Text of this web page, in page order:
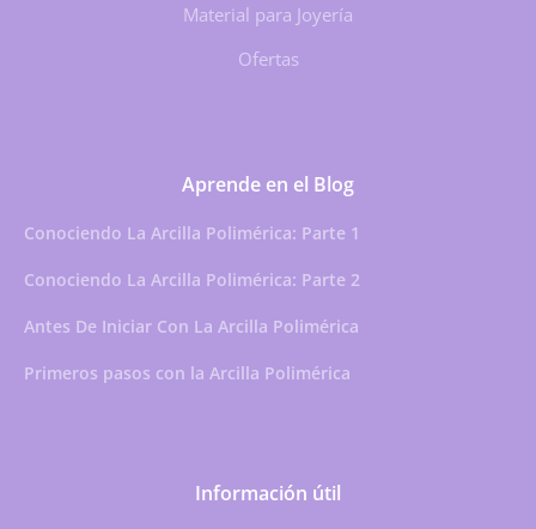
Material para Joyería
Ofertas
Aprende en el Blog
Conociendo La Arcilla Polimérica: Parte 1
Conociendo La Arcilla Polimérica: Parte 2
Antes De Iniciar Con La Arcilla Polimérica
Primeros pasos con la Arcilla Polimérica
Información útil